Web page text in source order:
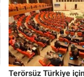
Terörsüz Türkiye